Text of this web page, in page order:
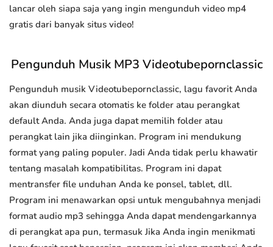
lancar oleh siapa saja yang ingin mengunduh video mp4
gratis dari banyak situs video!
Pengunduh Musik MP3 Videotubepornclassic
Pengunduh musik Videotubepornclassic, lagu favorit Anda
akan diunduh secara otomatis ke folder atau perangkat
default Anda. Anda juga dapat memilih folder atau
perangkat lain jika diinginkan. Program ini mendukung
format yang paling populer. Jadi Anda tidak perlu khawatir
tentang masalah kompatibilitas. Program ini dapat
mentransfer file unduhan Anda ke ponsel, tablet, dll.
Program ini menawarkan opsi untuk mengubahnya menjadi
format audio mp3 sehingga Anda dapat mendengarkannya
di perangkat apa pun, termasuk Jika Anda ingin menikmati